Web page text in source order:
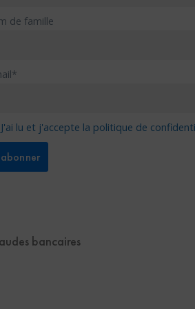
de famille
J'ai lu et j'accepte la politique de
bancaires